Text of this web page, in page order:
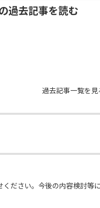
過去記事を読む
過去記事一覧を見
ださい。今後の内容検討等